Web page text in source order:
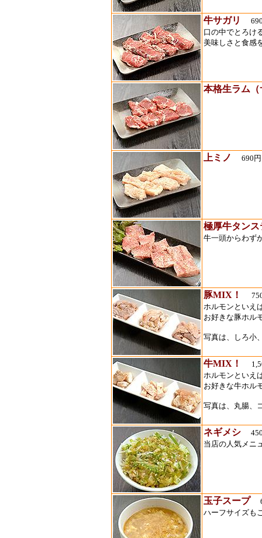
牛サガリ
口の中でとろけ
美味しさと食感
本格生ラム
上ミノ 690円
極厚牛タンス
牛一頭からわず
豚MIX！
ホルモンといえ
お好きな豚ホル
写真は、しろ小
牛MIX！
ホルモンといえ
お好きな牛ホル
写真は、丸腸、
ネギメシ
当店の人気メニ
玉子スープ
ハーフサイズも